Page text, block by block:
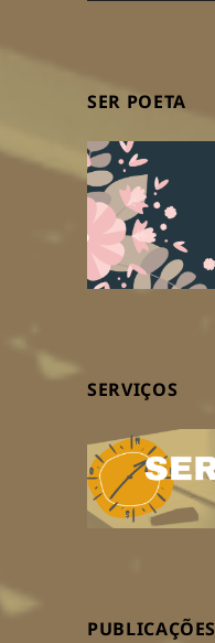
SER POETA
SERVIÇOS
PUBLICAÇÕES